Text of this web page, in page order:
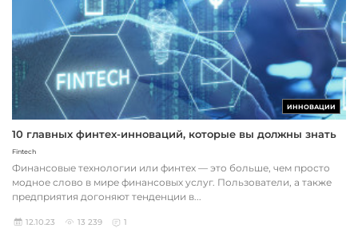
ИННОВАЦИИ
10 главных финтех-инноваций, которые вы должны знать
Fintech
Финансовые технологии или финтех — это больше, чем просто
модное слово в мире финансовых услуг. Пользователи, а также
предприятия догоняют тенденции в...
12.10.23 13 239 1